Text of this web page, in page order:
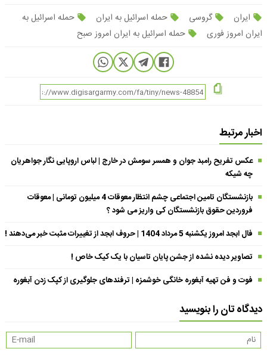
ایران گروسی حمله اسرائیل به ایران
حمله اسرائیل به
ایران امروز فوری
حمله اسرائیل به ایران امروز صبح
اخبار مرتبط
عکس تفریح رامبد جوان و همسر سومش در خارج | لباس اروپایی نگار جواهریان
چه شیکه
بازنشستگان تامین اجتماعی چشم انتظار معوقات 4 میلیون تومانی | معوقات
فروردین حقوق بازنشستگان کی واریز می شود ؟
فال ابجد امروز یکشنبه 5 مرداد 1404 | حروف ابجد از تغییرات مثبت خبر می‌دهند !
تصاویر دیده نشده از جشن پایان تاسیان با یک کیک خاص !
فوت و فن تهیه آبغوره خانگی خوشمزه | ترفندهای جلوگیری از کپک زدن آبغوره
دیدگاه تان را بنویسید